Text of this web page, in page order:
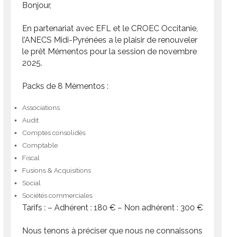
Bonjour,
En partenariat avec EFL et le CROEC Occitanie,
l’ANECS Midi-Pyrénées a le plaisir de renouveler
le prêt Mémentos pour la session de novembre
2025.
Packs de 8 Mémentos :
Associations
Audit
Comptes consolidés
Comptable
Fiscal
Fusions & Acquisitions
Social
Sociétés commerciales
Tarifs : – Adhérent : 180 € – Non adhérent : 300 €
Nous tenons à préciser que nous ne connaissons